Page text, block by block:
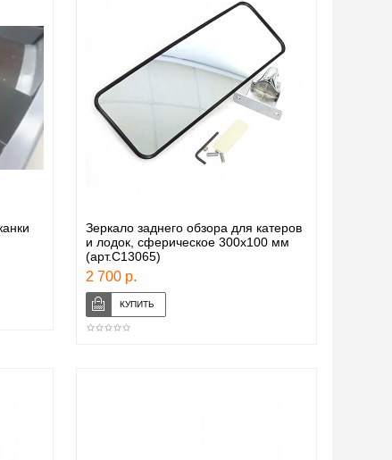
Зеркало заднего обзора для катеров
и лодок, сферическое 300х100 мм
(арт.C13065)
2 700 р.